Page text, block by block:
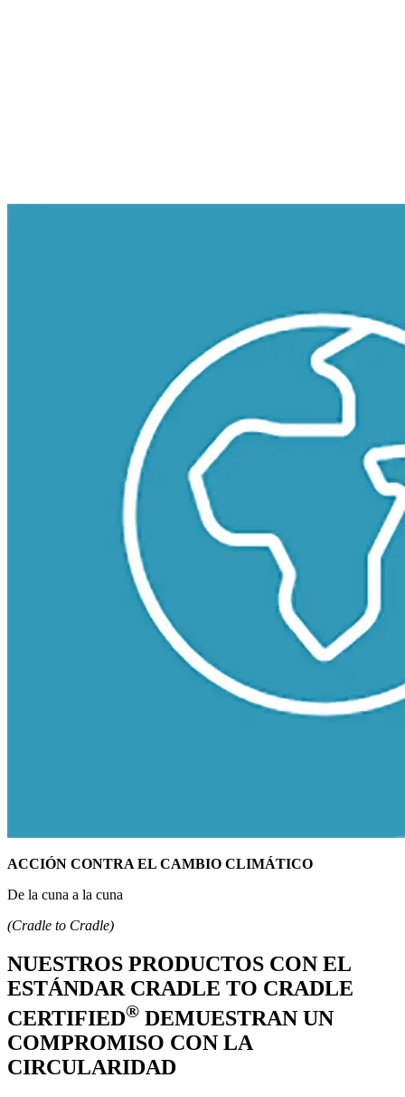
ACCIÓN CONTRA EL CAMBIO CLIMÁTICO
De la cuna a la cuna
(Cradle to Cradle)
NUESTROS PRODUCTOS CON EL
ESTÁNDAR CRADLE TO CRADLE
CERTIFIED® DEMUESTRAN UN
COMPROMISO CON LA
CIRCULARIDAD